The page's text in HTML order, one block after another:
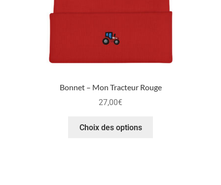
Bonnet – Mon Tracteur Rouge
27,00€
Choix des options